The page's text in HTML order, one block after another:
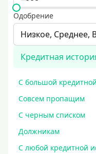
Одобрение
Низкое, Среднее,
Кредитная
С большой
Совсем пропащим
С черным списком
Должникам
С любой кредитной